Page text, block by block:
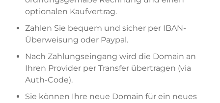
optionalen Kaufvertrag.
Zahlen Sie bequem und sicher per IBAN-
Überweisung oder Paypal.
Nach Zahlungseingang wird die Domain an
Ihren Provider per Transfer übertragen (via
Auth-Code).
Sie können Ihre neue Domain für ein neues